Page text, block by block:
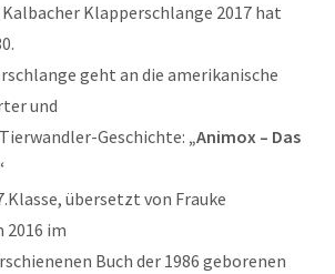
Klapperschlange 2017 hat
geht an die amerikanische
und
Geschichte: „Animox – Das
übersetzt von Frauke
2016 im
Buch der 1986 geborenen